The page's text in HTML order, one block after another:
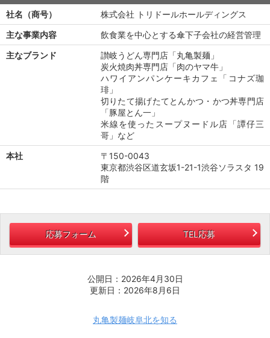
社名（商号）
株式会社 トリドールホールディングス
主な事業内容
飲食業を中心とする傘下子会社の経営管理
主なブランド
讃岐うどん専門店「丸亀製麺」
炭火焼肉丼専門店「肉のヤマ牛」
ハワイアンパンケーキカフェ「コナズ珈
琲」
切りたて揚げたてとんかつ・かつ丼専門店
「豚屋とん一」
米線を使ったスープヌードル店「譚仔三
哥」など
本社
〒150-0043
東京都渋谷区道玄坂1-21-1渋谷ソラスタ 19
階
応募フォーム TEL応募
公開日：2026年4月30日
更新日：2026年8月6日
丸亀製麺岐阜北を知る